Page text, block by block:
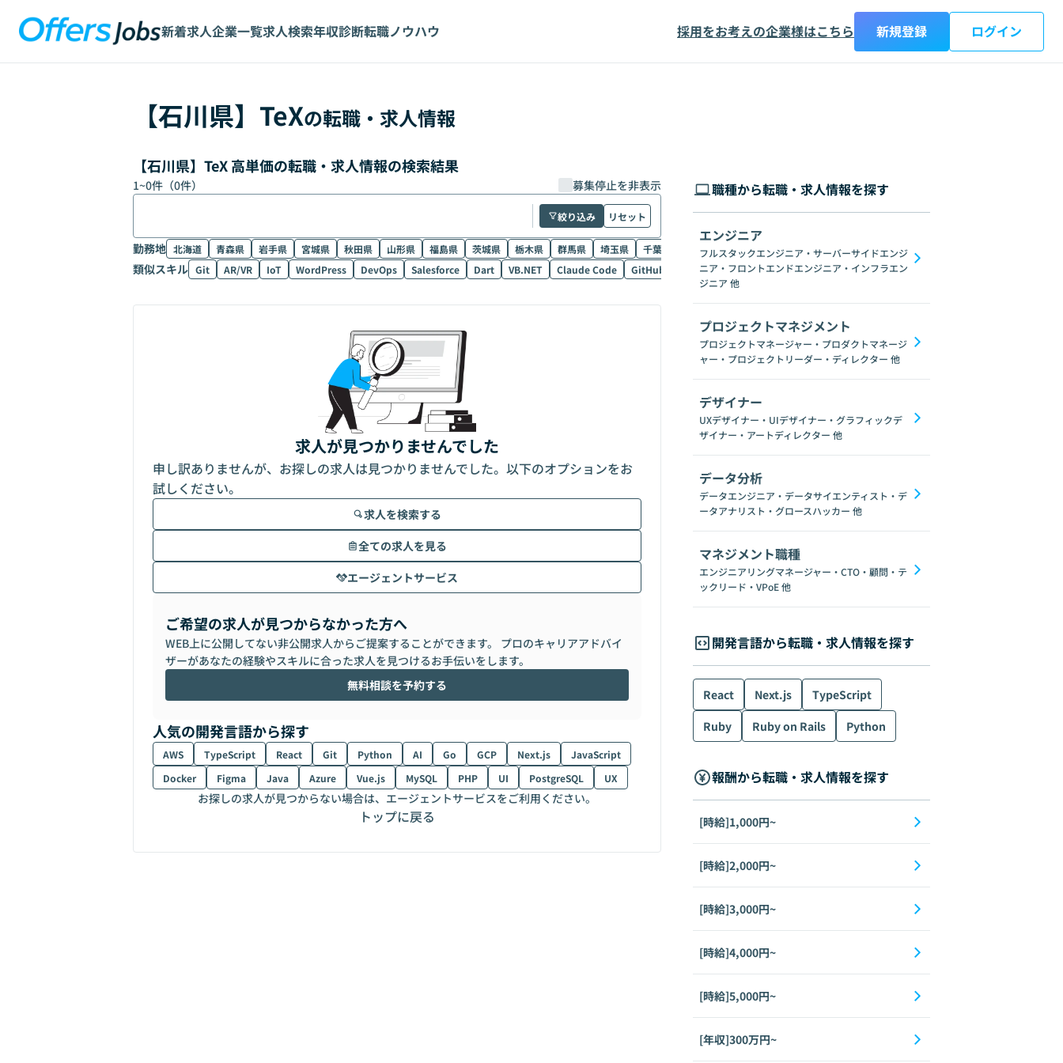
新着求人企業一覧求人検索年収診断転職ノウハウ 採用をお考えの企業様はこちら 新規登録 ログイン
【石川県】 TeXの転職・求人情報
【石川県】TeX 高単価の転職・求人情報の検索結果
1~0件（0件） 募集停止を非表示
絞り込み リセット
勤務地 北海道 青森県 岩手県 宮城県 秋田県 山形県 福島県 茨城県 栃木県 群馬県 埼玉県 千葉県 東京都 神奈川県 新潟県 富山県 石川県
類似スキル Git AR/VR IoT WordPress DevOps Salesforce Dart VB.NET Claude Code GitHub Copilot ブロックチェーン ChatGPT Gemini
求人が見つかりませんでした
申し訳ありませんが、お探しの求人は見つかりませんでした。以下のオプションをお
試しください。
求人を検索する
全ての求人を見る
エージェントサービス
ご希望の求人が見つからなかった方へ
WEB上に公開してない非公開求人からご提案することができます。 プロのキャリアアドバイ
ザーがあなたの経験やスキルに合った求人を見つけるお手伝いをします。
無料相談を予約する
人気の開発言語から探す
AWS TypeScript React Git Python AI Go GCP Next.js
JavaScript
Docker
Figma Java Azure Vue.js MySQL PHP UI PostgreSQL UX
お探しの求人が見つからない場合は、エージェントサービスをご利用ください。
トップに戻る
職種から転職・求人情報を探す
エンジニア
フルスタックエンジニア・サーバーサイドエンジ
ニア・フロントエンドエンジニア・インフラエン
ジニア 他
プロジェクトマネジメント
プロジェクトマネージャー・プロダクトマネージ
ャー・プロジェクトリーダー・ディレクター 他
デザイナー
UXデザイナー・UIデザイナー・グラフィックデ
ザイナー・アートディレクター 他
データ分析
データエンジニア・データサイエンティスト・デ
ータアナリスト・グロースハッカー 他
マネジメント職種
エンジニアリングマネージャー・CTO・顧問・テ
ックリード・VPoE他
開発言語から転職・求人情報を探す
React Next.js
TypeScript
Ruby
Ruby on Rails Python
報酬から転職・求人情報を探す
[時給]1,000円~
[時給]2,000円~
[時給]3,000円~
[時給]4,000円~
[時給]5,000円~
[年収]300万円~